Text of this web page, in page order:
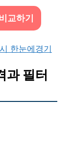
교하기
한눈에 경기
과 필터